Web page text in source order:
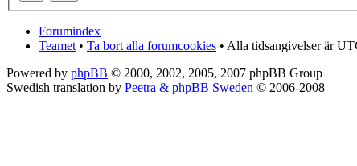
Forumindex
Teamet • Ta bort alla forumcookies • Alla tidsangivelser är
Powered by phpBB © 2000, 2002, 2005, 2007 phpBB Group
Swedish translation by Peetra & phpBB Sweden © 2006-2008